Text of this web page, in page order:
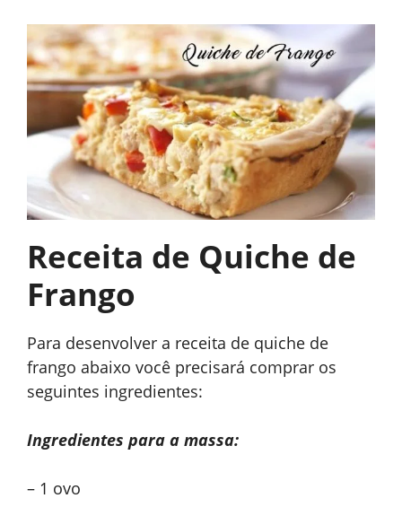
Receita de Quiche de
Frango
Para desenvolver a receita de quiche de
frango abaixo você precisará comprar os
seguintes ingredientes:
Ingredientes para a massa:
– 1 ovo